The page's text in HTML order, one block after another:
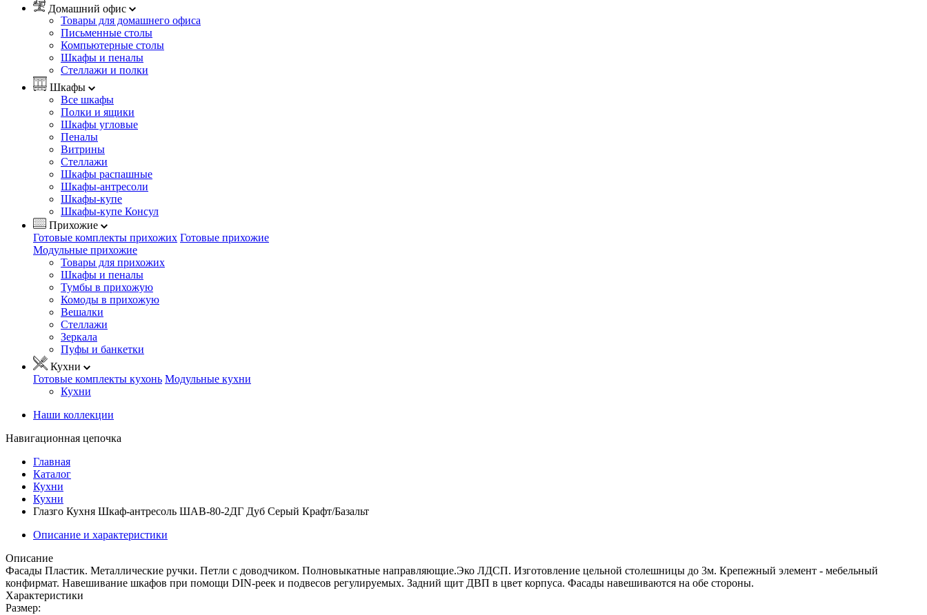
Домашний офис
Товары для домашнего офиса
Письменные столы
Компьютерные столы
Шкафы и пеналы
Стеллажи и полки
Шкафы
Все шкафы
Полки и ящики
Шкафы угловые
Пеналы
Витрины
Стеллажи
Шкафы распашные
Шкафы-антресоли
Шкафы-купе
Шкафы-купе Консул
Прихожие
Готовые комплекты прихожих Готовые прихожие
Модульные прихожие
Товары для прихожих
Шкафы и пеналы
Тумбы в прихожую
Комоды в прихожую
Вешалки
Стеллажи
Зеркала
Пуфы и банкетки
Кухни
Готовые комплекты кухонь Модульные кухни
Кухни
Наши коллекции
Навигационная цепочка
Главная
Каталог
Кухни
Кухни
Глазго Кухня Шкаф-антресоль ШАВ-80-2ДГ Дуб Серый Крафт/Базальт
Описание и характеристики
Описание
Фасады Пластик. Металлические ручки. Петли с доводчиком. Полновыкатные направляющие.Эко ЛДСП. Изготовление цельной столешницы до 3м. Крепежный элемент - мебельный
конфирмат. Навешивание шкафов при помощи DIN-реек и подвесов регулируемых. Задний щит ДВП в цвет корпуса. Фасады навешиваются на обе стороны.
Характеристики
Размер: